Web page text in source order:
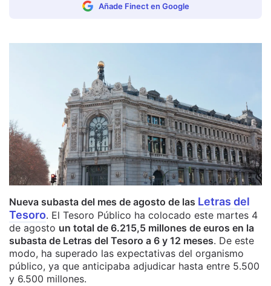
Añade Finect en Google
Nueva subasta del mes de agosto de las Letras del
Tesoro. El Tesoro Público ha colocado este martes 4
de agosto un total de 6.215,5 millones de euros en la
subasta de Letras del Tesoro a 6 y 12 meses. De este
modo, ha superado las expectativas del organismo
público, ya que anticipaba adjudicar hasta entre 5.500
y 6.500 millones.